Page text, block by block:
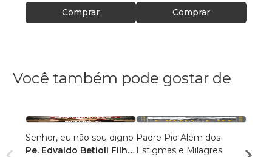
Comprar Comprar
Você também pode gostar de
Senhor, eu não sou digno
Pe. Edvaldo Betioli Filho,
Padre Pio Além dos
Estigmas e Milagres